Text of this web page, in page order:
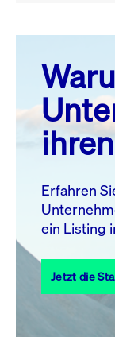
August
MO. DI.
3
4
10 11
17
18
31
Erfahren
ein Listing
Jetzt die